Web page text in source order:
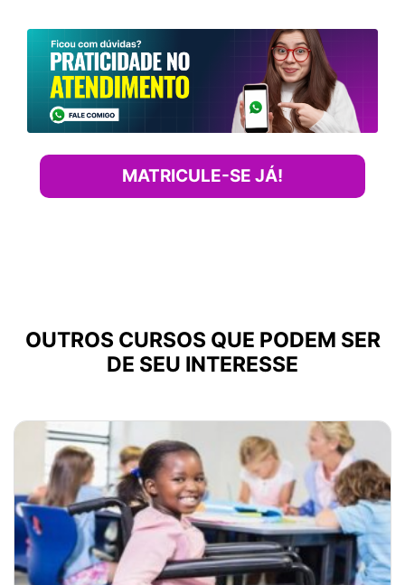
MATRICULE-SE JÁ!
OUTROS CURSOS QUE PODEM SER
DE SEU INTERESSE